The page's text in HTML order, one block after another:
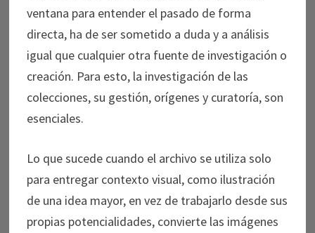
ventana para entender el pasado de forma
directa, ha de ser sometido a duda y a análisis
igual que cualquier otra fuente de investigación o
creación. Para esto, la investigación de las
colecciones, su gestión, orígenes y curatoría, son
esenciales.
Lo que sucede cuando el archivo se utiliza solo
para entregar contexto visual, como ilustración
de una idea mayor, en vez de trabajarlo desde sus
propias potencialidades, convierte las imágenes